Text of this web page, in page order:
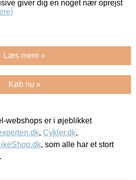
giver dig en noget nær oprejst
Læs mere »
Køb nu »
webshops er i øjeblikket
, Cykler.dk,
, som alle har et stort